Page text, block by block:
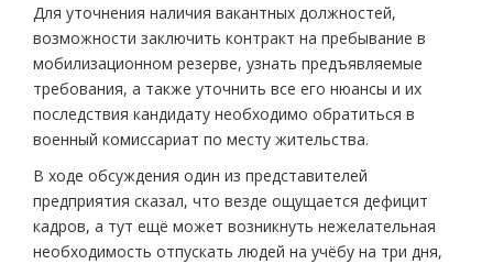
Для уточнения наличия вакантных должностей,
возможности заключить контракт на пребывание в
мобилизационном резерве, узнать предъявляемые
требования, а также уточнить все его нюансы и их
последствия кандидату необходимо обратиться в
военный комиссариат по месту жительства.
В ходе обсуждения один из представителей
предприятия сказал, что везде ощущается дефицит
кадров, а тут ещё может возникнуть нежелательная
необходимость отпускать людей на учёбу на три дня,